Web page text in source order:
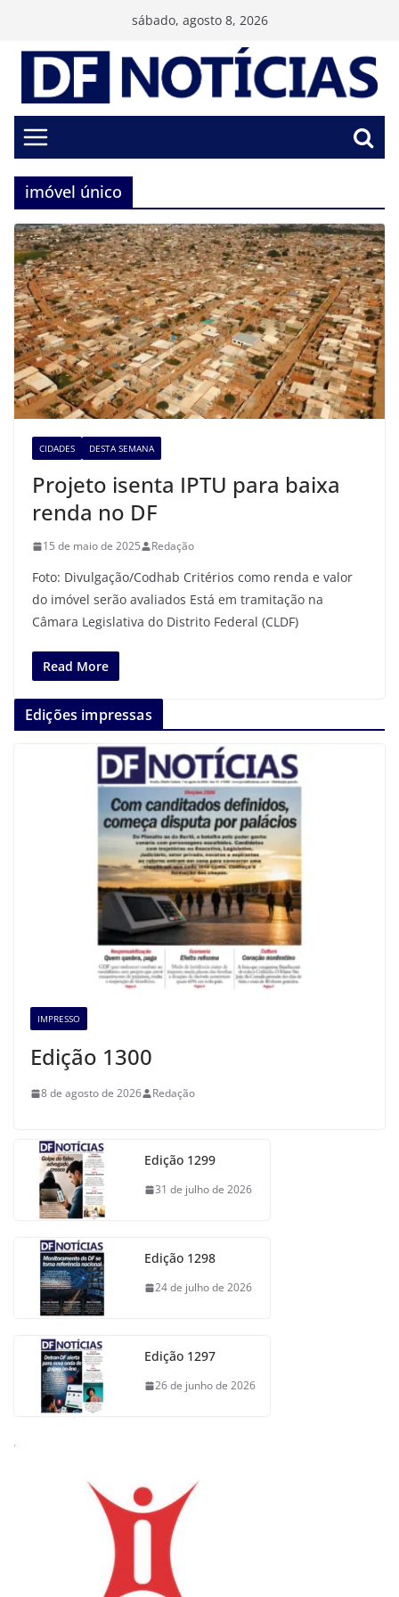
conteúdo
sábado, agosto 8, 2026
imóvel único
CIDADES DESTA SEMANA
Projeto isenta IPTU para baixa
renda no DF
15 de maio de 2025 Redação
Foto: Divulgação/Codhab Critérios como renda e valor
do imóvel serão avaliados Está em tramitação na
Câmara Legislativa do Distrito Federal (CLDF)
Read More
Edições impressas
IMPRESSO
Edição 1300
8 de agosto de 2026 Redação
Edição 1299
31 de julho de 2026
Edição 1298
24 de julho de 2026
Edição 1297
26 de junho de 2026